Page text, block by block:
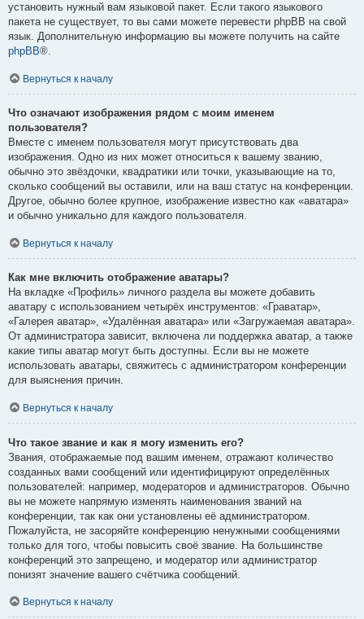
установить нужный вам языковой пакет. Если такого языкового
пакета не существует, то вы сами можете перевести phpBB на свой
язык. Дополнительную информацию вы можете получить на сайте
phpBB®.
Вернуться к началу
Что означают изображения рядом с моим именем
пользователя?
Вместе с именем пользователя могут присутствовать два
изображения. Одно из них может относиться к вашему званию,
обычно это звёздочки, квадратики или точки, указывающие на то,
сколько сообщений вы оставили, или на ваш статус на конференции.
Другое, обычно более крупное, изображение известно как «аватара»
и обычно уникально для каждого пользователя.
Вернуться к началу
Как мне включить отображение аватары?
На вкладке «Профиль» личного раздела вы можете добавить
аватару с использованием четырёх инструментов: «Граватар»,
«Галерея аватар», «Удалённая аватара» или «Загружаемая аватара».
От администратора зависит, включена ли поддержка аватар, а также
какие типы аватар могут быть доступны. Если вы не можете
использовать аватары, свяжитесь с администратором конференции
для выяснения причин.
Вернуться к началу
Что такое звание и как я могу изменить его?
Звания, отображаемые под вашим именем, отражают количество
созданных вами сообщений или идентифицируют определённых
пользователей: например, модераторов и администраторов. Обычно
вы не можете напрямую изменять наименования званий на
конференции, так как они установлены её администратором.
Пожалуйста, не засоряйте конференцию ненужными сообщениями
только для того, чтобы повысить своё звание. На большинстве
конференций это запрещено, и модератор или администратор
понизят значение вашего счётчика сообщений.
Вернуться к началу